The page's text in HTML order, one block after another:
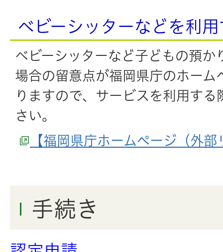
ベビーシッターなどを利
ベビーシッターなど子どもの預か
場合の留意点が福岡県庁のホーム
りますので、サービスを利用する
さい。
【福岡県庁ホームページ（外部
手続き